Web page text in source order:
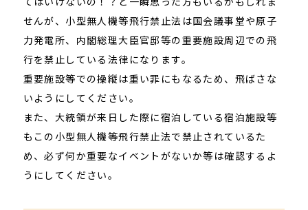
せんが、小型無人機等飛行禁止法は国会議事堂や原子
力発電所、内閣総理大臣官邸等の重要施設周辺での飛
行を禁止している法律になります。
重要施設等での操縦は重い罪にもなるため、飛ばさな
いようにしてください。
また、大統領が来日した際に宿泊している宿泊施設等
もこの小型無人機等飛行禁止法で禁止されているた
め、必ず何か重要なイベントがないか等は確認するよ
うにしてください。